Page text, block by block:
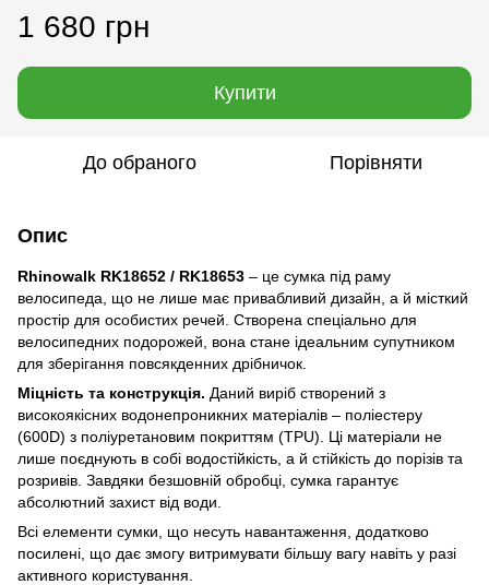
1 680 грн
Купити
До обраного Порівняти
Опис
Rhinowalk RK18652 / RK18653 – це сумка під раму
велосипеда, що не лише має привабливий дизайн, а й місткий
простір для особистих речей. Створена спеціально для
велосипедних подорожей, вона стане ідеальним супутником
для зберігання повсякденних дрібничок.
Міцність та конструкція. Даний виріб створений з
високоякісних водонепроникних матеріалів – поліестеру
(600D) з поліуретановим покриттям (TPU). Ці матеріали не
лише поєднують в собі водостійкість, а й стійкість до порізів та
розривів. Завдяки безшовній обробці, сумка гарантує
абсолютний захист від води.
Всі елементи сумки, що несуть навантаження, додатково
посилені, що дає змогу витримувати більшу вагу навіть у разі
активного користування.